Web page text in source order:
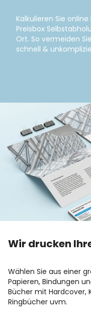
Kalkulieren Sie
Preisbox
Ort. So vermeiden
schnell &
Wir drucken
Wählen Sie aus einer
Papieren, Bindungen
Bücher mit Hardcover,
Ringbücher uvm.